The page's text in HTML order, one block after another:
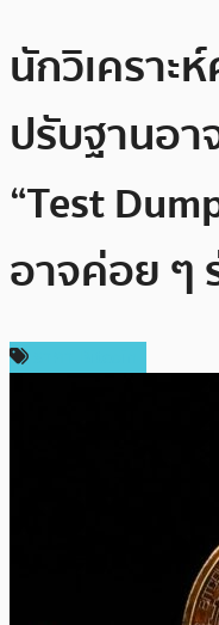
นักวิเคราะ
ปรับฐานอา
“Test
อาจค่อย ๆ